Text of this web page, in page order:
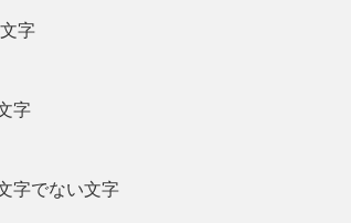
字
字
字でない文字